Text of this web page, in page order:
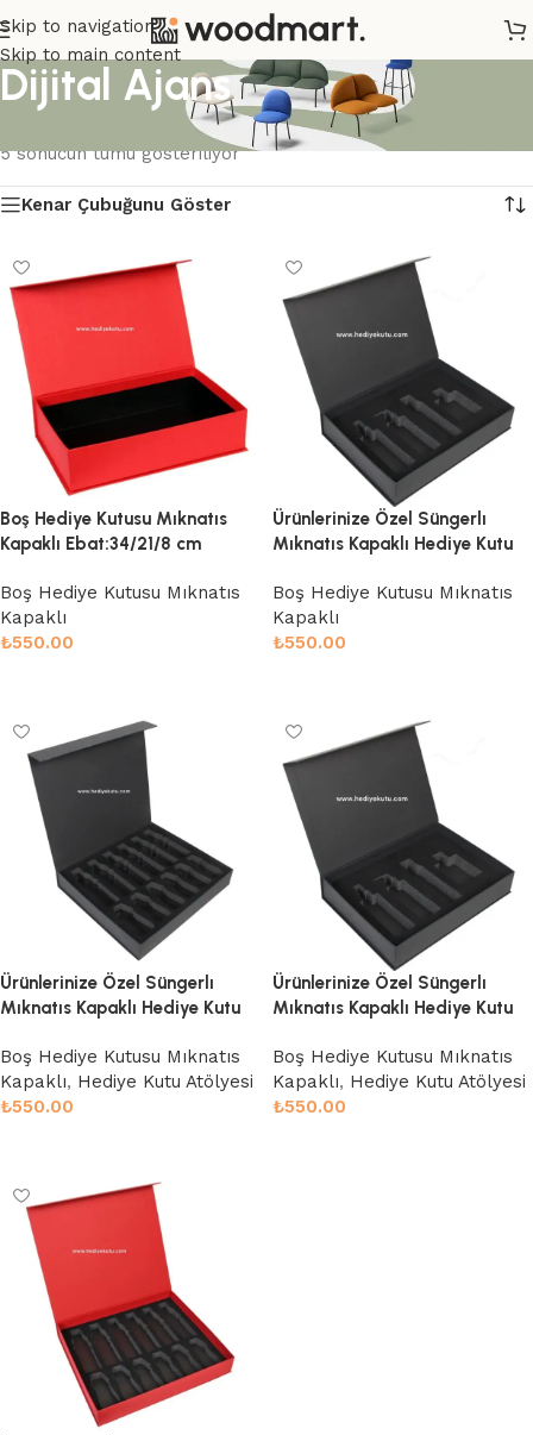
Skip to navigation
Skip to main content
Dijital Ajans
Ürünler “Dijital Ajans” olarak etiketlendi
5 sonucun tümü gösteriliyor
Kenar Çubuğunu Göster
Boş Hediye Kutusu Mıknatıs
Kapaklı Ebat:34/21/8 cm
Boş Hediye Kutusu Mıknatıs
Kapaklı
₺550.00
Ürünlerinize Özel Süngerlı
Mıknatıs Kapaklı Hediye Kutu
Boş Hediye Kutusu Mıknatıs
Kapaklı
₺550.00
Ürünlerinize Özel Süngerlı
Mıknatıs Kapaklı Hediye Kutu
Boş Hediye Kutusu Mıknatıs
Kapaklı, Hediye Kutu Atölyesi
₺550.00
Ürünlerinize Özel Süngerlı
Mıknatıs Kapaklı Hediye Kutu
Boş Hediye Kutusu Mıknatıs
Kapaklı, Hediye Kutu Atölyesi
₺550.00